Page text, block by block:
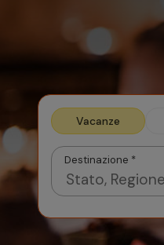
Vacanze
Destinazione *